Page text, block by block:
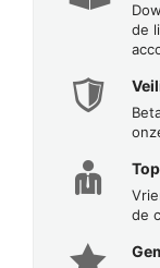
de
de